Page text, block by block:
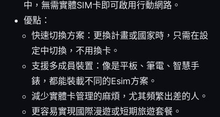
中，無需實體SIM卡即可啟用行動網路。
優點：
快速切換方案：更換計畫或國家時，只需在設
定中切換，不用換卡。
支援多成員裝置：像是平板、筆電、智慧手
錶，都能裝載不同的Esim方案。
減少實體卡管理的麻煩，尤其頻繁出差的人。
更容易實現國際漫遊或短期旅遊套餐。